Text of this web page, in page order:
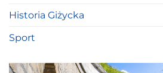
Historia Giżycka
Sport